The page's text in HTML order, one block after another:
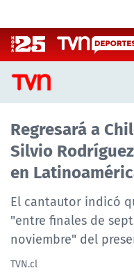
CASTING
CASTING TVN VERTICAL
TVN VERTICAL
TVN PLAY
PROGRAMAS
Regresará a
Silvio
en
El cantautor indicó
"entre finales de
noviembre" del
TVN.cl